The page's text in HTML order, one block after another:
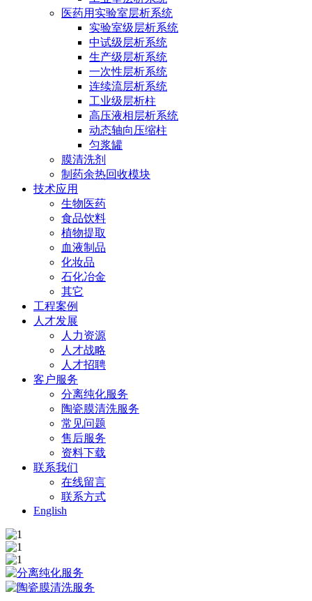
医药用实验室层析系统
实验室级层析系统
中试级层析系统
生产级层析系统
一次性层析系统
连续流层析系统
工业级层析柱
高压液相层析系统
动态轴向压缩柱
匀浆罐
膜清洗剂
制药余热回收模块
技术应用
生物医药
食品饮料
植物提取
血液制品
化妆品
石化冶金
其它
工程案例
人才发展
人力资源
人才战略
人才招聘
客户服务
分离纯化服务
陶瓷膜清洗服务
常见问题
售后服务
资料下载
联系我们
在线留言
联系方式
English